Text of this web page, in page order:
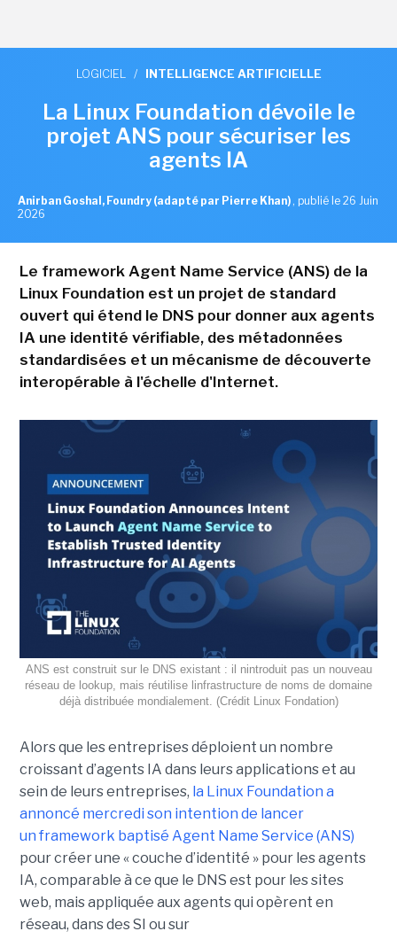
LOGICIEL / INTELLIGENCE ARTIFICIELLE
La Linux Foundation dévoile le
projet ANS pour sécuriser les
agents IA
Anirban Goshal, Foundry (adapté par Pierre Khan) , publié le 26 Juin
2026
Le framework Agent Name Service (ANS) de la
Linux Foundation est un projet de standard
ouvert qui étend le DNS pour donner aux agents
IA une identité vérifiable, des métadonnées
standardisées et un mécanisme de découverte
interopérable à l'échelle d'Internet.
ANS est construit sur le DNS existant : il nintroduit pas un nouveau
réseau de lookup, mais réutilise linfrastructure de noms de domaine
déjà distribuée mondialement. (Crédit Linux Fondation)
Alors que les entreprises déploient un nombre
croissant d’agents IA dans leurs applications et au
sein de leurs entreprises, la Linux Foundation a
annoncé mercredi son intention de lancer
un framework baptisé Agent Name Service (ANS)
pour créer une « couche d’identité » pour les agents
IA, comparable à ce que le DNS est pour les sites
web, mais appliquée aux agents qui opèrent en
réseau, dans des SI ou sur